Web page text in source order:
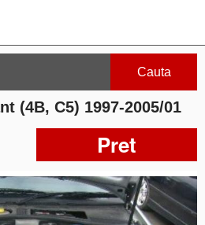
Cauta
(4B, C5) 1997-2005/01
Pret